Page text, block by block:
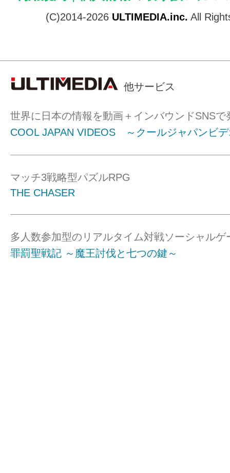
(C)2014-2026 ULTIMEDIA.inc. All
他サービス
世界に日本の情報を動画＋インバウンドSNSで
COOL JAPAN VIDEOS ～クールジャパンビ
マッチ3戦略型パズルRPG
THE CHASER
多人数参加型のリアルタイム対戦ソーシャルゲ
罪罰聖戦記 ～魔王討伐と七つの鍵～